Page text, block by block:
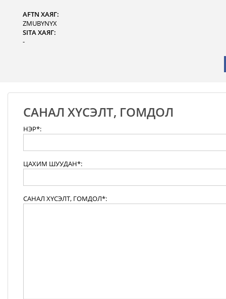
AFTN ХАЯГ:
ZMUBYNYX
SITA ХАЯГ:
-
САНАЛ ХҮСЭЛТ, ГОМДОЛ
НЭР*:
ЦАХИМ ШУУДАН*:
САНАЛ ХҮСЭЛТ, ГОМДОЛ*: